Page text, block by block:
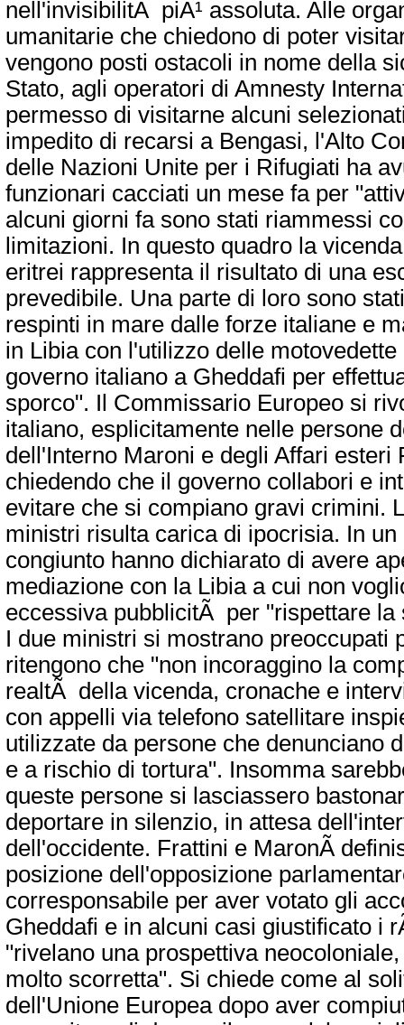
nell'invisibilitÃ piÃ¹ assoluta. Alle
umanitarie che chiedono di poter
vengono posti ostacoli in nome della
Stato, agli operatori di Amnesty
permesso di visitarne alcuni
impedito di recarsi a Bengasi, l'Alto
delle Nazioni Unite per i Rifugiati ha
funzionari cacciati un mese fa per
alcuni giorni fa sono stati riammessi
limitazioni. In questo quadro la
eritrei rappresenta il risultato di una
prevedibile. Una parte di loro sono
respinti in mare dalle forze italiane e
in Libia con l'utilizzo delle motovedette
governo italiano a Gheddafi per
sporco". Il Commissario Europeo si
italiano, esplicitamente nelle persone
dell'Interno Maroni e degli Affari esteri
chiedendo che il governo collabori e
evitare che si compiano gravi crimini.
ministri risulta carica di ipocrisia. In un
congiunto hanno dichiarato di avere
mediazione con la Libia a cui non
eccessiva pubblicitÃ per "rispettare
I due ministri si mostrano preoccupati
ritengono che "non incoraggino la
realtÃ della vicenda, cronache e
con appelli via telefono satellitare
utilizzate da persone che denunciano
e a rischio di tortura". Insomma
queste persone si lasciassero
deportare in silenzio, in attesa
dell'occidente. Frattini e MaronÃ­
posizione dell'opposizione
corresponsabile per aver votato gli
Gheddafi e in alcuni casi giustificato i
"rivelano una prospettiva
molto scorretta". Si chiede come al
dell'Unione Europea dopo aver